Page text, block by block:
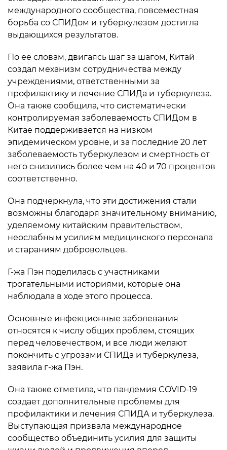
международного сообщества, повсеместная
борьба со СПИДом и туберкулезом достигла
выдающихся результатов.
По ее словам, двигаясь шаг за шагом, Китай
создал механизм сотрудничества между
учреждениями, ответственными за
профилактику и лечение СПИДа и туберкулеза.
Она также сообщила, что систематически
контролируемая заболеваемость СПИДом в
Китае поддерживается на низком
эпидемическом уровне, и за последние 20 лет
заболеваемость туберкулезом и смертность от
него снизились более чем на 40 и 70 процентов
соответственно.
Она подчеркнула, что эти достижения стали
возможны благодаря значительному вниманию,
уделяемому китайским правительством,
неослабным усилиям медицинского персонала
и стараниям добровольцев.
Г-жа Пэн поделилась с участниками
трогательными историями, которые она
наблюдала в ходе этого процесса.
Основные инфекционные заболевания
относятся к числу общих проблем, стоящих
перед человечеством, и все люди желают
покончить с угрозами СПИДа и туберкулеза,
заявила г-жа Пэн.
Она также отметила, что пандемия COVID-19
создает дополнительные проблемы для
профилактики и лечения СПИДА и туберкулеза.
Выступающая призвала международное
сообщество объединить усилия для защиты